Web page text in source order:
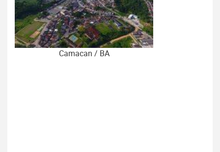
Camacan / BA